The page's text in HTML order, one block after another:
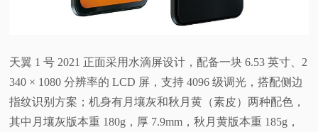
专
天翼 1 号 2021 正面采用水滴屏设计，配备一块 6.53 英寸、2
340 × 1080 分辨率的 LCD 屏，支持 4096 级调光，搭配侧边
指纹识别方案；机身有月壤灰和秋月黄（素皮）两种配色，
其中月壤灰版本重 180g，厚 7.9mm，秋月黄版本重 185g，